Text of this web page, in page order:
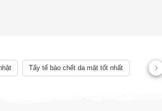
Tẩy tế bào chết da mặt tốt nhất